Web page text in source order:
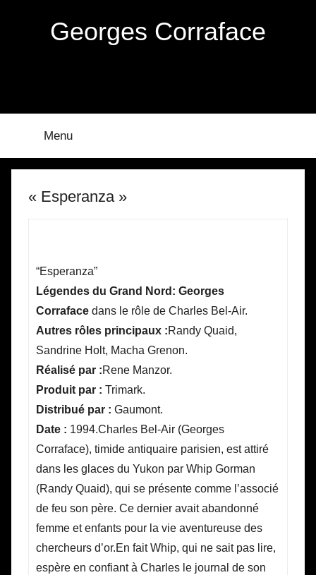
Georges Corraface
Menu
« Esperanza »
“Esperanza”
Légendes du Grand Nord: Georges
Corraface dans le rôle de Charles Bel-Air.
Autres rôles principaux :Randy Quaid,
Sandrine Holt, Macha Grenon.
Réalisé par :Rene Manzor.
Produit par : Trimark.
Distribué par : Gaumont.
Date : 1994.Charles Bel-Air (Georges
Corraface), timide antiquaire parisien, est attiré
dans les glaces du Yukon par Whip Gorman
(Randy Quaid), qui se présente comme l’associé
de feu son père. Ce dernier avait abandonné
femme et enfants pour la vie aventureuse des
chercheurs d’or.En fait Whip, qui ne sait pas lire,
espère en confiant à Charles le journal de son